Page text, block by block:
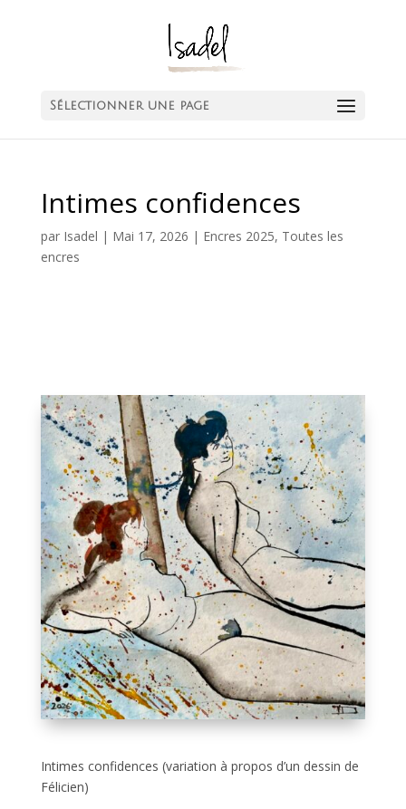
Sélectionner une page
Intimes confidences
par Isadel | Mai 17, 2026 | Encres 2025, Toutes les
encres
Intimes confidences (variation à propos d’un dessin de
Félicien)